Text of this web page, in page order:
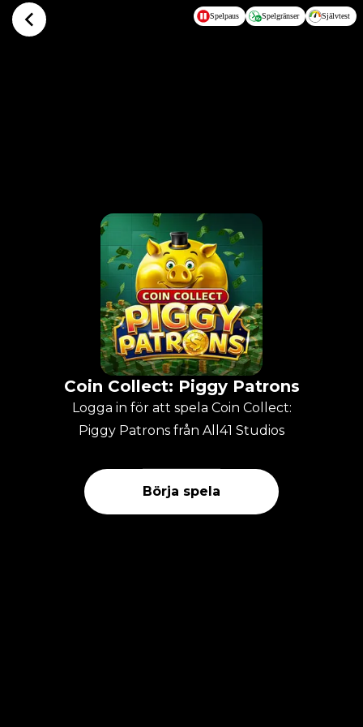
Hoppa till huvudinnehållet Spelpaus Spelgränser Självtest
Coin Collect: Piggy Patrons
Logga in för att spela Coin Collect:
Piggy Patrons från All41 Studios
Börja spela